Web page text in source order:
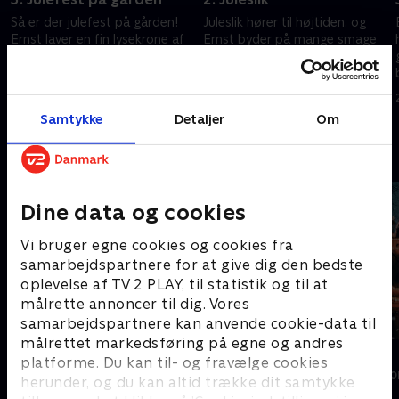
Samtykke Detaljer Om
Dine data og cookies
Vi bruger egne cookies og cookies fra
samarbejdspartnere for at give dig den bedste
oplevelse af TV 2 PLAY, til statistik og til at
målrette annoncer til dig. Vores
samarbejdspartnere kan anvende cookie-data til
målrettet markedsføring på egne og andres
platforme. Du kan til- og fravælge cookies
herunder, og du kan altid trække dit samtykke
Så er der julefest på gården!
Ernst laver en fin lysekrone af
3. december 2020 • 42 min
Juleslik hører til højtiden, og
Ernst byder på mange smage
og former. For de knap så
sukkertrængende serveres der
23. november 2021 • 42 min
Andre så også
Sommer med Ernst
Livsstil • 4 sæsoner
Jul i Tivoli
Livsstil • 1